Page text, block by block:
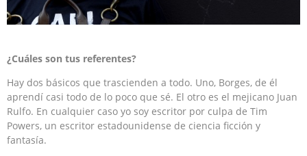
¿Cuáles son tus referentes?
Hay dos básicos que trascienden a todo. Uno, Borges, de él
aprendí casi todo de lo poco que sé. El otro es el mejicano Juan
Rulfo. En cualquier caso yo soy escritor por culpa de Tim
Powers, un escritor estadounidense de ciencia ficción y
fantasía.